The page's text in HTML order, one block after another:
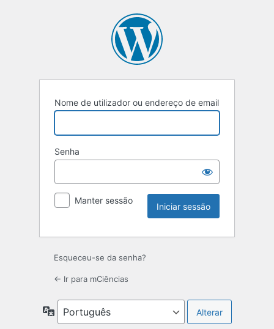
Nome de utilizador ou endereço de email
Senha
Manter sessão
Esqueceu-se da senha?
← Ir para mCiências
Idioma